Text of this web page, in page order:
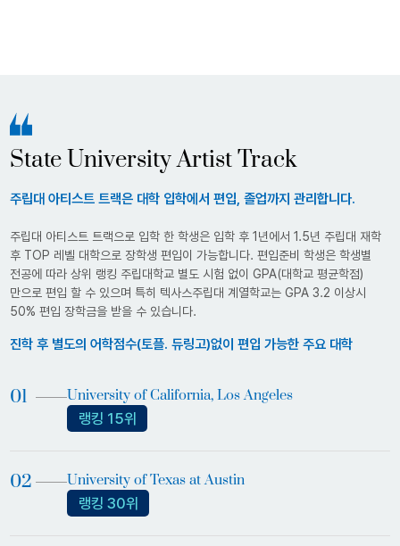
State University Artist Track
주립대 아티스트 트랙은 대학 입학에서 편입, 졸업까지 관리합니다.
주립대 아티스트 트랙으로 입학 한 학생은 입학 후 1년에서 1.5년 주립대 재학
후 TOP 레벨 대학으로 장학생 편입이 가능합니다. 편입준비 학생은 학생별
전공에 따라 상위 랭킹 주립대학교 별도 시험 없이 GPA(대학교 평균학점)
만으로 편입 할 수 있으며 특히 텍사스주립대 계열학교는 GPA 3.2 이상시
50% 편입 장학금을 받을 수 있습니다.
진학 후 별도의 어학점수(토플. 듀링고)없이 편입 가능한 주요 대학
University of California, Los Angeles
랭킹 15위
University of Texas at Austin
랭킹 30위